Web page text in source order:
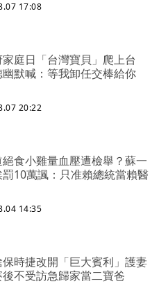
17:08
家庭日「台灣寶貝」爬上台
默喊：等我卸任交棒給你
20:22
食小雞量血壓遭檢舉？蘇一
10萬諷：只准賴總統當賴醫
14:35
保時捷改開「巨大賓利」護妻
不受訪急歸家當二寶爸